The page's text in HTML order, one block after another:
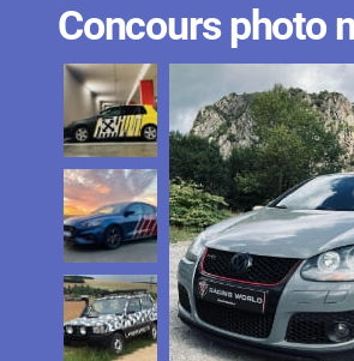
Concours photo